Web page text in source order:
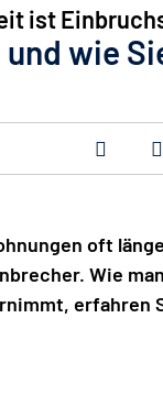
ist
wie
oft
Wie
erfahren